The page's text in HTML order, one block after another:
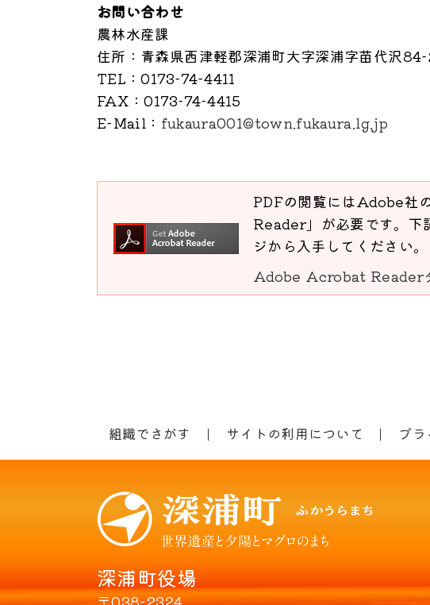
お問い合わせ
農林水産課
住所 ：青森県西津軽郡深浦町大字深浦字苗代沢
TEL ：0173-74-4411
FAX ：0173-74-4415
E-Mail ： fukaura001@town.fukaura.lg.jp
PDFの閲覧にはAdobe社
Reader」が必要です。
ジから入手してください。
Adobe Acrobat Reader
組織でさがす サイトの利用について プ
深浦町役場